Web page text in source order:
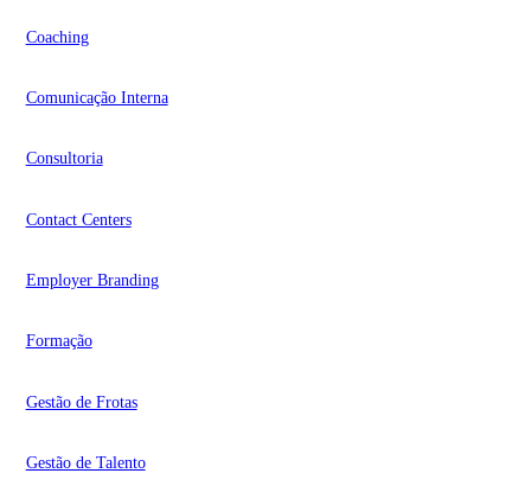
Coaching
Comunicação Interna
Consultoria
Contact Centers
Employer Branding
Formação
Gestão de Frotas
Gestão de Talento